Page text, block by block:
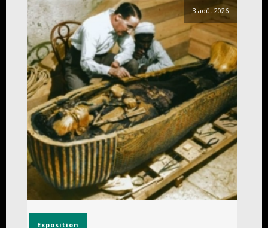
3 août 2026
Exposition